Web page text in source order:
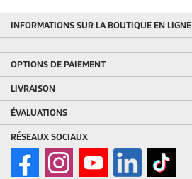
INFORMATIONS SUR LA BOUTIQUE EN LIGNE
OPTIONS DE PAIEMENT
LIVRAISON
ÉVALUATIONS
RÉSEAUX SOCIAUX